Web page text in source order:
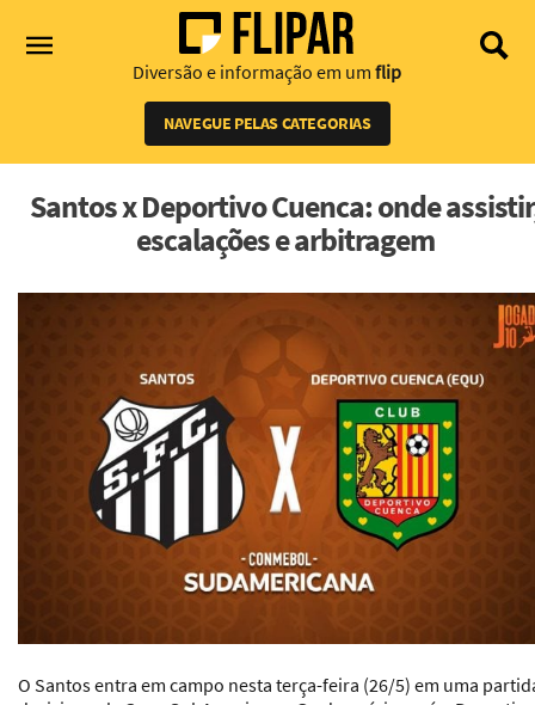
Diversão e informação em um flip
NAVEGUE PELAS CATEGORIAS
Santos x Deportivo Cuenca: onde
escalações e arbitragem
O Santos entra em campo nesta terça-feira (26/5) em uma